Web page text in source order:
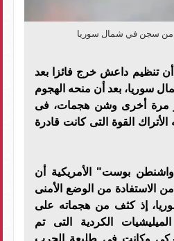
سجن في شمال سوريا
تنظيم داعش خرج فائزا بعد
سوريا، بعد أن منحه الهجوم
مرة أخرى وشن هجمات، فى
القوة التى كانت قادرة
بوست" الأمريكية أن
الاستفادة من الوضع الأمنى
إذ كثف من هجماته على
الكردية التى تم
وكانت فى طليعة الحرب